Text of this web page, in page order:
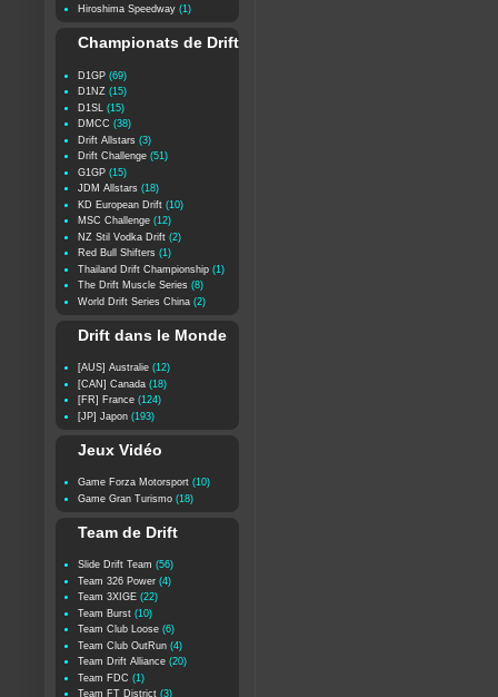
Hiroshima Speedway (1)
Championats de Drift
D1GP (69)
D1NZ (15)
D1SL
(15)
DMCC (38)
Drift Allstars (3)
Drift Challenge (51)
G1GP (15)
JDM Allstars (18)
KD European Drift (10)
MSC Challenge (12)
NZ Stil Vodka Drift (2)
Red Bull Shifters (1)
Thailand Drift Championship (1)
The Drift Muscle Series (8)
World Drift Series China (2)
Drift dans le Monde
[AUS] Australie (12)
[CAN] Canada (18)
[FR] France (124)
[JP] Japon (193)
Jeux Vidéo
Game Forza Motorsport (10)
Game Gran Turismo (18)
Team de Drift
Slide Drift Team (56)
Team 326 Power (4)
Team 3XIGE (22)
Team Burst (10)
Team Club Loose (6)
Team Club OutRun (4)
Team Drift Alliance (20)
Team FDC (1)
Team FT District (3)